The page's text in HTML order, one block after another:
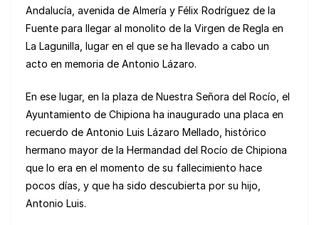
Andalucía, avenida de Almería y Félix Rodríguez de la
Fuente para llegar al monolito de la Virgen de Regla en
La Lagunilla, lugar en el que se ha llevado a cabo un
acto en memoria de Antonio Lázaro.
En ese lugar, en la plaza de Nuestra Señora del Rocío, el
Ayuntamiento de Chipiona ha inaugurado una placa en
recuerdo de Antonio Luis Lázaro Mellado, histórico
hermano mayor de la Hermandad del Rocío de Chipiona
que lo era en el momento de su fallecimiento hace
pocos días, y que ha sido descubierta por su hijo,
Antonio Luis.